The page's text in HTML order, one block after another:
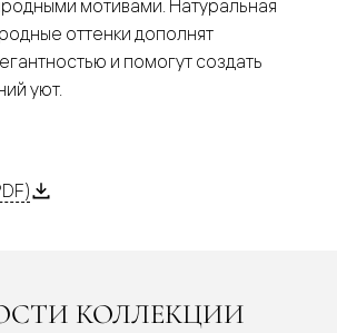
мотивами. Натуральная
оттенки дополнят
и помогут создать
уют.
КОЛЛЕКЦИИ